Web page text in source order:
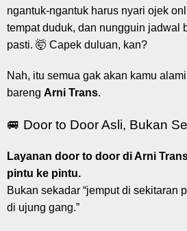
ngantuk-ngantuk harus nyari ojek
tempat duduk, dan nungguin jadwal
pasti. 🤯 Capek duluan, kan?
Nah, itu semua gak akan kamu
bareng Arni Trans.
🚐 Door to Door Asli, Bukan
Layanan door to door di Arni
pintu ke pintu.
Bukan sekadar “jemput di sekitaran
di ujung gang.”